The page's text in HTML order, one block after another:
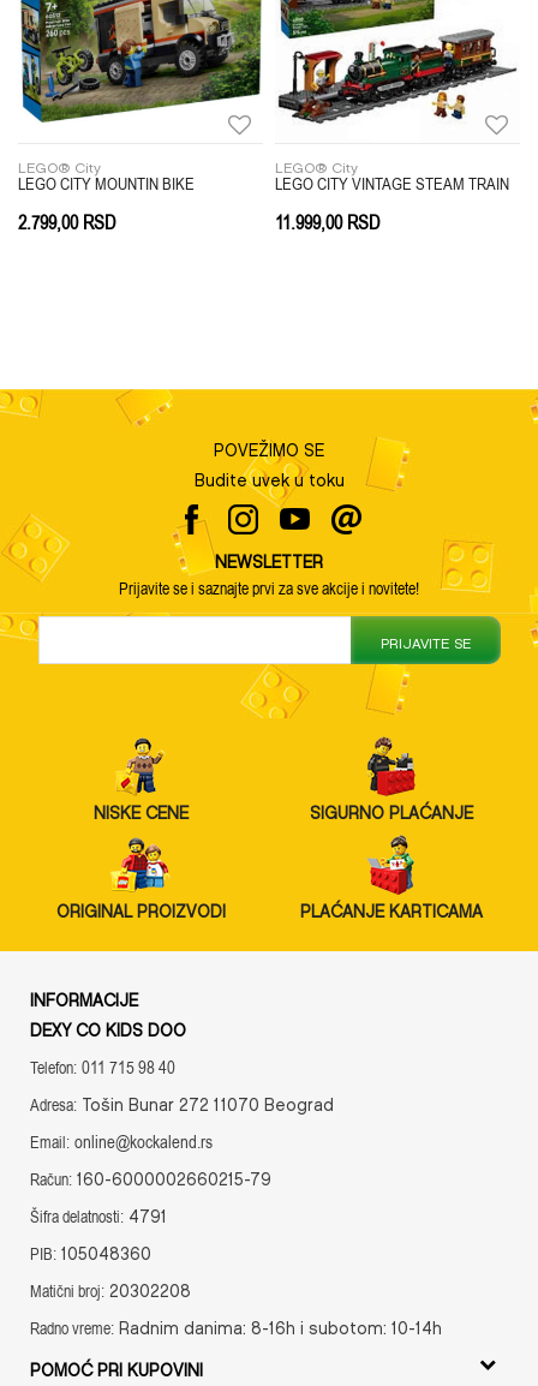
Anti-spam zaštita - izračunajte koliko je 2 + 3 :
LEGO® City
LEGO CITY MOUNTIN BIKE
2.799,00 RSD
LEGO® City
LEGO CITY VINTAGE STEAM TRAIN
11.999,00 RSD
POVEŽIMO SE
Budite uvek u toku
NEWSLETTER
Prijavite se i saznajte prvi za sve akcije i novitete!
PRIJAVITE SE
NISKE CENE SIGURNO PLAĆANJE
ORIGINAL PROIZVODI PLAĆANJE KARTICAMA
INFORMACIJE
DEXY CO KIDS DOO
Telefon: 011 715 98 40
Adresa: Tošin Bunar 272 11070 Beograd
Email: online@kockalend.rs
Račun: 160-6000002660215-79
Šifra delatnosti: 4791
PIB: 105048360
Matični broj: 20302208
Radno vreme: Radnim danima: 8-16h i subotom: 10-14h
POMOĆ PRI KUPOVINI